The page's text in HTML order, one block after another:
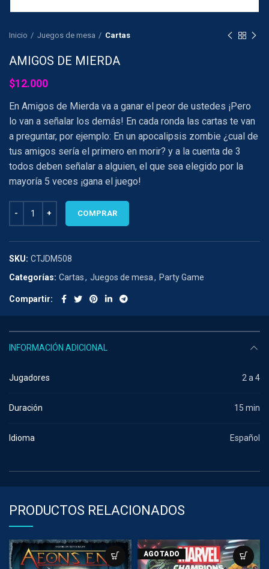
Inicio Juegos de mesa Cartas
AMIGOS DE MIERDA
$12.000
En Amigos de Mierda va a ganar el peor de ustedes ¡Pero
lo van a señalar los demás! En cada ronda las cartas te van
a preguntar, por ejemplo: En un apocalipsis zombie ¿cual de
tus amigos sería el primero en morir? y a la cuenta de 3
todos deben señalar a alguien, el que sea elegido por la
mayoría 5 veces ¡gana el juego!
COMPRAR
SKU: CTJDM508
Categorías: Cartas, Juegos de mesa, Party Game
Compartir
INFORMACIÓN ADICIONAL
Jugadores 2 a 4
Duración 15 min
Idioma Español
PRODUCTOS RELACIONADOS
AGOTADO